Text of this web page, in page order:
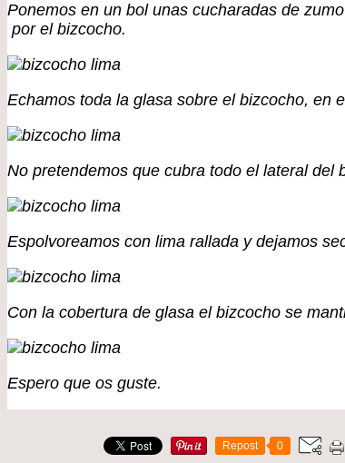
Ponemos en un bol unas cucharadas de
por el bizcocho.
Echamos toda la glasa sobre el bizcocho, en
No pretendemos que cubra todo el lateral
Espolvoreamos con lima rallada y dejamos
Con la cobertura de glasa el bizcocho se
Espero que os guste.
Repost 0